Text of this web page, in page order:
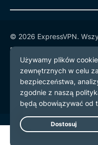
© 2026 ExpressVPN.
Polityka prywatności
Warunki użytkowania
preferencje plików cookie